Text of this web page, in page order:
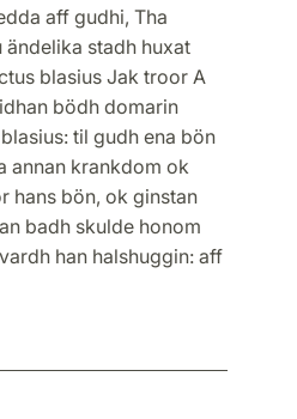
aff gudhi, Tha
stadh huxat
blasius Jak troor A
bödh domarin
til gudh ena bön
annan krankdom ok
hans bön, ok ginstan
badh skulde honom
han halshuggin: aff